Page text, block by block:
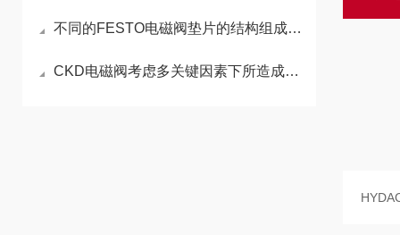
不同的FESTO电磁阀垫片的结构组成有哪些
CKD电磁阀考虑多关键因素下所造成的无效性